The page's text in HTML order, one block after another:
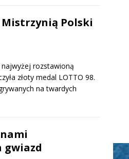
Mistrzynią Polski
najwyżej rozstawioną
złoty medal LOTTO 98.
na twardych
gwiazd